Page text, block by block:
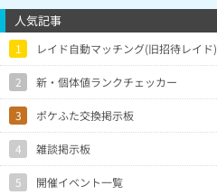
人気記事
1 レイド自動マッチング(旧招待レイド)
2 新・個体値ランクチェッカー
3 ポケふた交換掲示板
4 雑談掲示板
5 開催イベント一覧